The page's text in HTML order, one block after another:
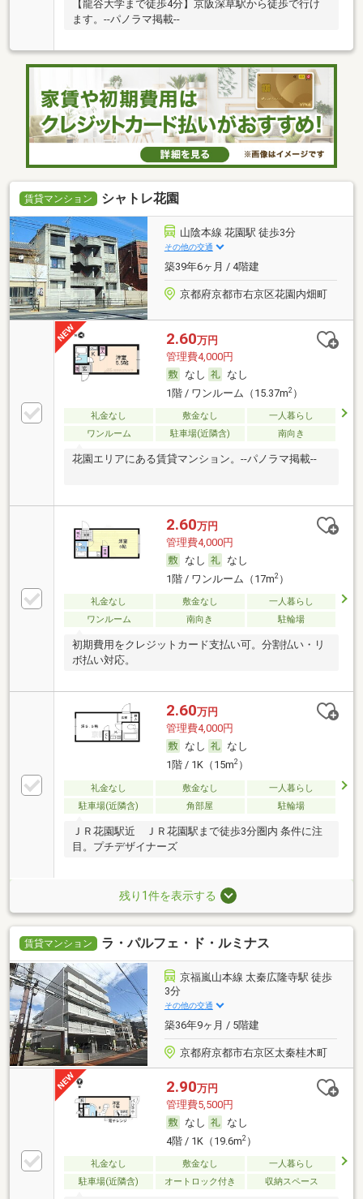
【龍谷大学まで徒歩4分】京阪深草駅から徒歩で行け
ます。--パノラマ掲載--
賃貸マンション シャトレ花園
山陰本線 花園駅 徒歩3分
その他の交通
築39年6ヶ月 / 4階建
京都府京都市右京区花園内畑町
2.60万円
管理費4,000円
なし
なし
1階 / ワンルーム（15.37m2）
礼金なし 敷金なし
一人暮らし
ワンルーム
駐車場(近隣含) 南向き
花園エリアにある賃貸マンション。--パノラマ掲載--
2.60万円
管理費4,000円
なし
なし
1階 / ワンルーム（17m2）
礼金なし 敷金なし
一人暮らし
ワンルーム
南向き 駐輪場
初期費用をクレジットカード支払い可。分割払い・リ
ボ払い対応。
2.60万円
管理費4,000円
なし
なし
1階 / 1K（15m2）
礼金なし 敷金なし
一人暮らし
駐車場(近隣含)
角部屋 駐輪場
ＪＲ花園駅近 ＪＲ花園駅まで徒歩3分圏内 条件に注
目。プチデザイナーズ
残り1件を表示する
賃貸マンション ラ・パルフェ・ド・ルミナス
京福嵐山本線 太秦広隆寺駅 徒歩
3分
その他の交通
築36年9ヶ月 / 5階建
京都府京都市右京区太秦桂木町
2.90万円
管理費5,500円
なし
なし
4階 / 1K（19.6m2）
礼金なし 敷金なし
一人暮らし
駐車場(近隣含)
オートロック付き 収納スペース